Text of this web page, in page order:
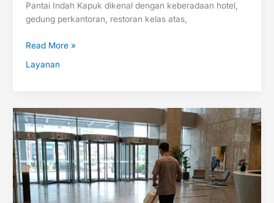
Pantai Indah Kapuk dikenal dengan keberadaan hotel,
gedung perkantoran, restoran kelas atas,
Read More »
Layanan
Jasa
Cleaning
Service
Grogol
Petamburan
Terdekat,
Ini